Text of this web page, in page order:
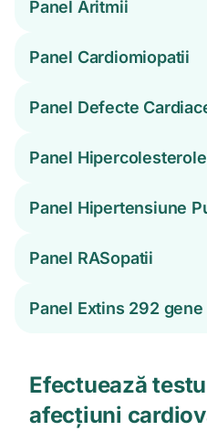
Panel Aritmii
Panel Cardiomiopatii
Panel Defecte
Panel
Panel Hipertensiune
Panel RASopatii
Panel Extins 292 gene
Efectuează
afecțiuni